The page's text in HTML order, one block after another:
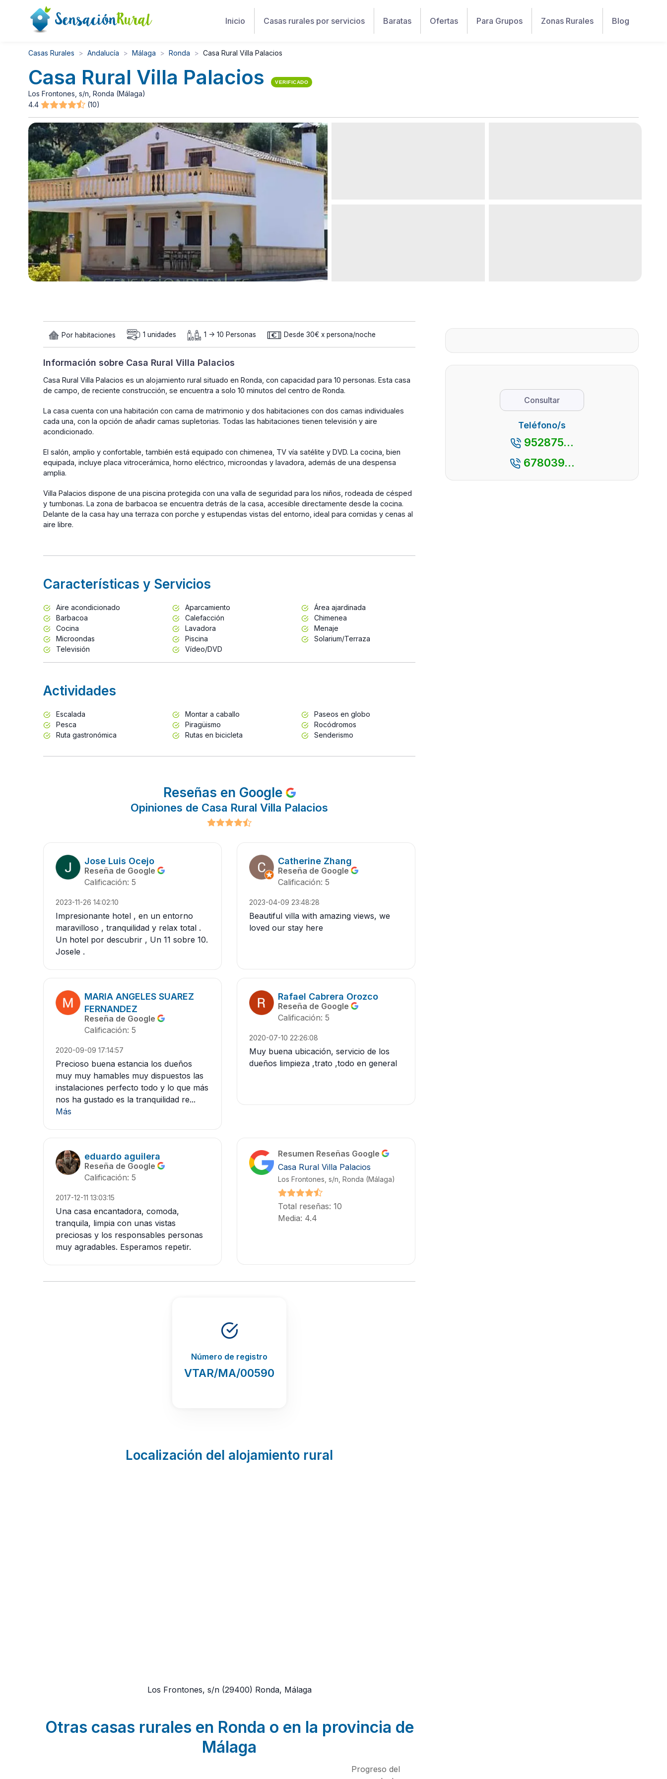
Inicio Casas rurales por servicios Baratas Ofertas Para Grupos Zonas Rurales Blog
Casas Rurales Andalucía Málaga Ronda Casa Rural Villa Palacios
Casa Rural Villa Palacios VERIFICADO
Los Frontones, s/n, Ronda (Málaga)
4.4
(10)
Por habitaciones 1 unidades 1 -> 10 Personas Desde 30€ x persona/noche
Información sobre Casa Rural Villa Palacios
Casa Rural Villa Palacios es un alojamiento rural situado en Ronda, con capacidad para 10 personas. Esta casa
de campo, de reciente construcción, se encuentra a solo 10 minutos del centro de Ronda.
La casa cuenta con una habitación con cama de matrimonio y dos habitaciones con dos camas individuales
cada una, con la opción de añadir camas supletorias. Todas las habitaciones tienen televisión y aire
acondicionado.
El salón, amplio y confortable, también está equipado con chimenea, TV vía satélite y DVD. La cocina, bien
equipada, incluye placa vitrocerámica, horno eléctrico, microondas y lavadora, además de una despensa
amplia.
Villa Palacios dispone de una piscina protegida con una valla de seguridad para los niños, rodeada de césped
y tumbonas. La zona de barbacoa se encuentra detrás de la casa, accesible directamente desde la cocina.
Delante de la casa hay una terraza con porche y estupendas vistas del entorno, ideal para comidas y cenas al
aire libre.
Características y Servicios
Aire acondicionado Aparcamiento
Área ajardinada
Barbacoa
Calefacción
Chimenea
Cocina
Lavadora
Menaje
Microondas
Piscina
Solarium/Terraza
Televisión
Vídeo/DVD
Actividades
Escalada Montar a caballo
Paseos en globo
Pesca
Piragüismo
Rocódromos
Ruta gastronómica
Rutas en bicicleta Senderismo
Reseñas en Google
Opiniones de Casa Rural Villa Palacios
Jose Luis Ocejo
Reseña de Google
Calificación: 5
2023-11-26 14:02:10
Impresionante hotel , en un entorno
maravilloso , tranquilidad y relax total .
Un hotel por descubrir , Un 11 sobre 10.
Josele .
Catherine Zhang
Reseña de Google
Calificación: 5
2023-04-09 23:48:28
Beautiful villa with amazing views, we
loved our stay here
MARIA ANGELES SUAREZ
FERNANDEZ
Reseña de Google
Calificación: 5
2020-09-09 17:14:57
Precioso buena estancia los dueños
muy muy hamables muy dispuestos las
instalaciones perfecto todo y lo que más
nos ha gustado es la tranquilidad re...
Más
Rafael Cabrera Orozco
Reseña de Google
Calificación: 5
2020-07-10 22:26:08
Muy buena ubicación, servicio de los
dueños limpieza ,trato ,todo en general
eduardo aguilera
Reseña de Google
Calificación: 5
2017-12-11 13:03:15
Una casa encantadora, comoda,
tranquila, limpia con unas vistas
preciosas y los responsables personas
muy agradables. Esperamos repetir.
Resumen Reseñas Google
Casa Rural Villa Palacios
Los Frontones, s/n, Ronda (Málaga)
Total reseñas: 10
Media: 4.4
Número de registro
VTAR/MA/00590
Localización del alojamiento rural
Los Frontones, s/n (29400) Ronda, Málaga
Otras casas rurales en Ronda o en la provincia de
Málaga
Progreso del
Consultar
Teléfono/s
952875...
678039...